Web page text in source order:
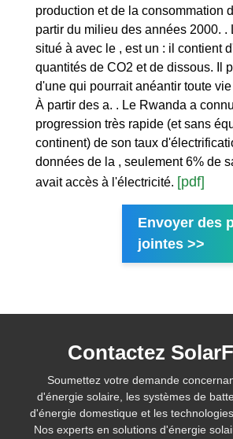
production et de la consommation
partir du milieu des années 2000. .
situé à avec le , est un : il contient
quantités de CO2 et de dissous. Il
d'une qui pourrait anéantir toute
À partir des a. . Le Rwanda a
progression très rapide (et sans
continent) de son taux
données de la , seulement 6% de
avait accès à l'électricité. [pdf]
Envoyer des
jointes >>
Contactez
Soumettez votre demande
d'énergie solaire, les systèmes de
d'énergie domestique et les
Nos experts en solutions d'énergie